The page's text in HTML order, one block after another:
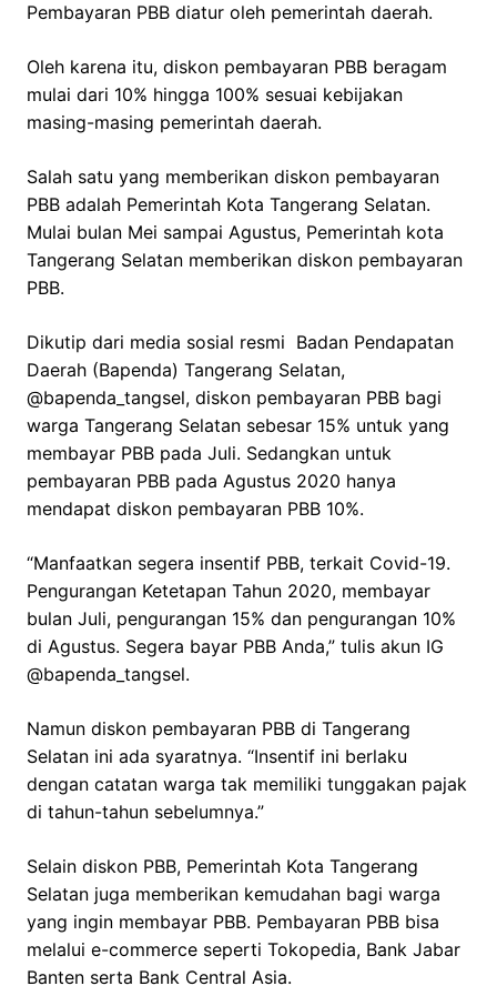
Pembayaran PBB diatur oleh pemerintah daerah.
Oleh karena itu, diskon pembayaran PBB beragam
mulai dari 10% hingga 100% sesuai kebijakan
masing-masing pemerintah daerah.
Salah satu yang memberikan diskon pembayaran
PBB adalah Pemerintah Kota Tangerang Selatan.
Mulai bulan Mei sampai Agustus, Pemerintah kota
Tangerang Selatan memberikan diskon pembayaran
PBB.
Dikutip dari media sosial resmi Badan Pendapatan
Daerah (Bapenda) Tangerang Selatan,
@bapenda_tangsel, diskon pembayaran PBB bagi
warga Tangerang Selatan sebesar 15% untuk yang
membayar PBB pada Juli. Sedangkan untuk
pembayaran PBB pada Agustus 2020 hanya
mendapat diskon pembayaran PBB 10%.
“Manfaatkan segera insentif PBB, terkait Covid-19.
Pengurangan Ketetapan Tahun 2020, membayar
bulan Juli, pengurangan 15% dan pengurangan 10%
di Agustus. Segera bayar PBB Anda,” tulis akun IG
@bapenda_tangsel.
Namun diskon pembayaran PBB di Tangerang
Selatan ini ada syaratnya. “Insentif ini berlaku
dengan catatan warga tak memiliki tunggakan pajak
di tahun-tahun sebelumnya.”
Selain diskon PBB, Pemerintah Kota Tangerang
Selatan juga memberikan kemudahan bagi warga
yang ingin membayar PBB. Pembayaran PBB bisa
melalui e-commerce seperti Tokopedia, Bank Jabar
Banten serta Bank Central Asia.